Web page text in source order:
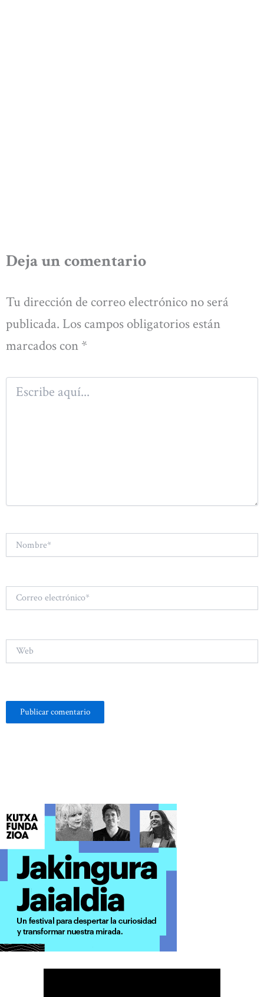
Deja un comentario
Tu dirección de correo electrónico no será
publicada. Los campos obligatorios están
marcados con *
Escribe
aquí...
Correo
electrónico*
Web